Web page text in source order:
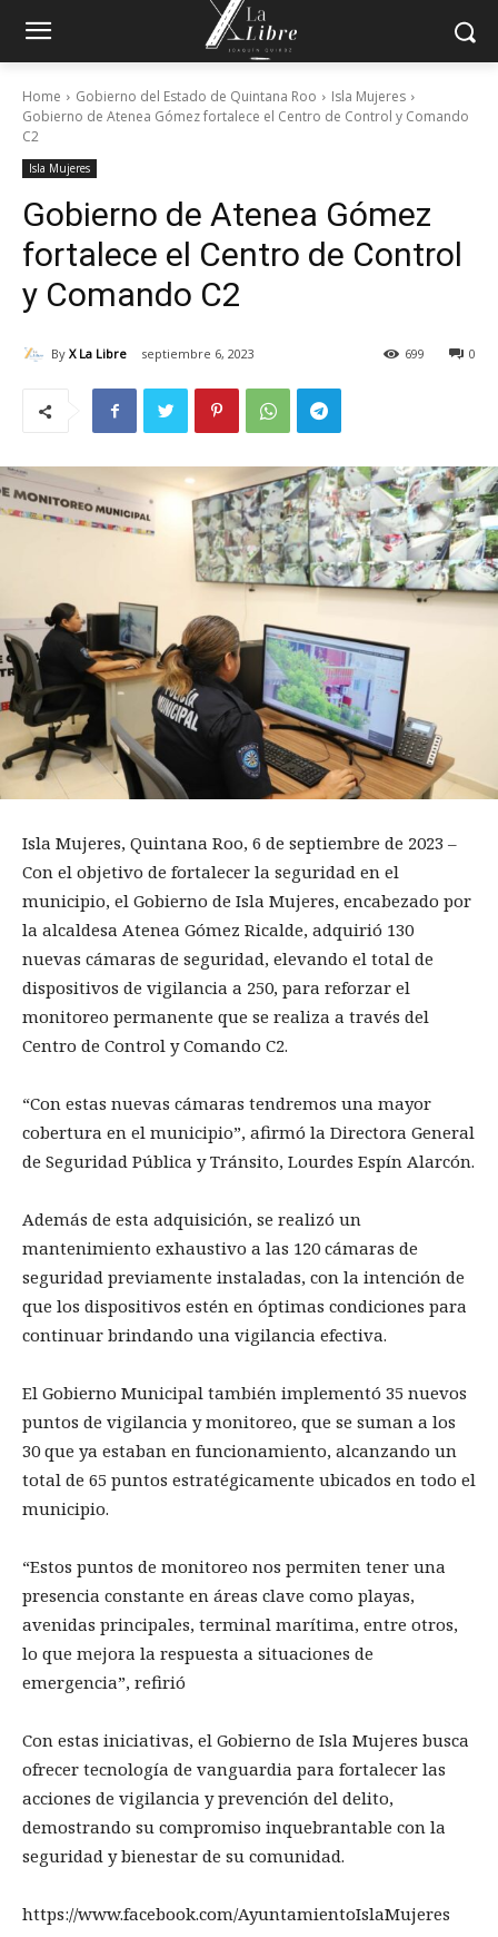
Home Gobierno del Estado de Quintana Roo
Isla Mujeres
Gobierno de Atenea Gómez fortalece el Centro de Control y Comando
C2
Isla Mujeres
Gobierno de Atenea Gómez
fortalece el Centro de Control
y Comando C2
By X La Libre septiembre 6, 2023 0
699
Isla Mujeres, Quintana Roo, 6 de septiembre de 2023 –
Con el objetivo de fortalecer la seguridad en el
municipio, el Gobierno de Isla Mujeres, encabezado por
la alcaldesa Atenea Gómez Ricalde, adquirió 130
nuevas cámaras de seguridad, elevando el total de
dispositivos de vigilancia a 250, para reforzar el
monitoreo permanente que se realiza a través del
Centro de Control y Comando C2.
“Con estas nuevas cámaras tendremos una mayor
cobertura en el municipio”, afirmó la Directora General
de Seguridad Pública y Tránsito, Lourdes Espín Alarcón.
Además de esta adquisición, se realizó un
mantenimiento exhaustivo a las 120 cámaras de
seguridad previamente instaladas, con la intención de
que los dispositivos estén en óptimas condiciones para
continuar brindando una vigilancia efectiva.
El Gobierno Municipal también implementó 35 nuevos
puntos de vigilancia y monitoreo, que se suman a los
30 que ya estaban en funcionamiento, alcanzando un
total de 65 puntos estratégicamente ubicados en todo el
municipio.
“Estos puntos de monitoreo nos permiten tener una
presencia constante en áreas clave como playas,
avenidas principales, terminal marítima, entre otros,
lo que mejora la respuesta a situaciones de
emergencia”, refirió
Con estas iniciativas, el Gobierno de Isla Mujeres busca
ofrecer tecnología de vanguardia para fortalecer las
acciones de vigilancia y prevención del delito,
demostrando su compromiso inquebrantable con la
seguridad y bienestar de su comunidad.
https://www.facebook.com/AyuntamientoIslaMujeres